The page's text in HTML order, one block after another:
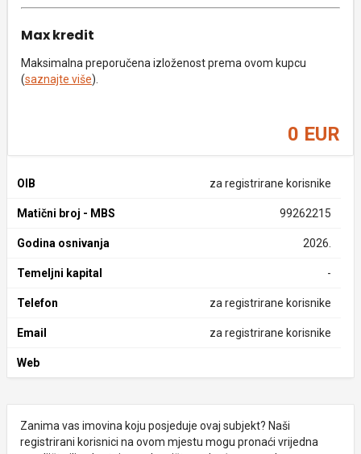
Max kredit
Maksimalna preporučena izloženost prema ovom kupcu
(saznajte više).
0 EUR
OIB za registrirane korisnike
Matični broj - MBS 99262215
Godina osnivanja 2026.
Temeljni kapital -
Telefon za registrirane korisnike
Email za registrirane korisnike
Web
Zanima vas imovina koju posjeduje ovaj subjekt? Naši
registrirani korisnici na ovom mjestu mogu pronaći vrijedna